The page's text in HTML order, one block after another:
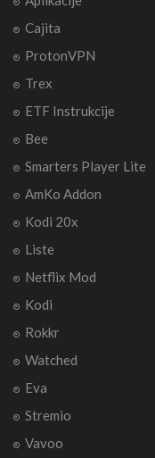
Cajita
ProtonVPN
Trex
ETF Instrukcije
Bee
Smarters Player Lite
AmKo Addon
Kodi 20x
Liste
Netflix Mod
Kodi
Rokkr
Watched
Eva
Stremio
Vavoo